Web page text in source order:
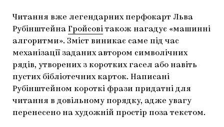
Читання вже легендарних перфокарт Льва
Рубінштейна Гройсові також нагадує «машинні
алгоритми». Зміст виникає саме під час
механізації заданих автором символічних
рядів, утворених з коротких гасел або навіть
пустих бібліотечних карток. Написані
Рубінштейном короткі фрази придатні для
читання в довільному порядку, адже увагу
перенесено на художній простір поза текстом.